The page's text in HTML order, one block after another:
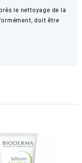
le nettoyage de la
doit être